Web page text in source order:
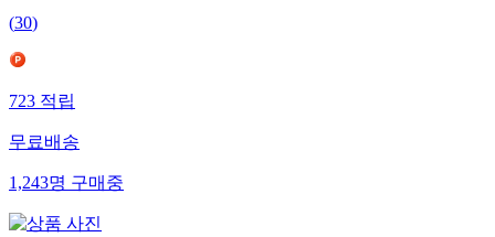
(30)
723적립
무료배송
1,243명구매중